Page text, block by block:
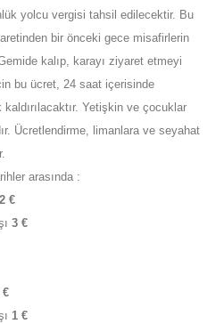
yolcu vergisi tahsil edilecektir. Bu
bir önceki gece misafirlerin
kalıp, karayı ziyaret etmeyi
bu ücret, 24 saat içerisinde
kaldırılacaktır. Yetişkin ve çocuklar
Ücretlendirme, limanlara ve seyahat
arasında :
€
3 €
€
1 €